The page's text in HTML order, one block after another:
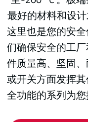
最好的材料和设
这里也是您的安
们确保安全的工
件质量高、坚固
或开关方面发挥
全功能的系列为